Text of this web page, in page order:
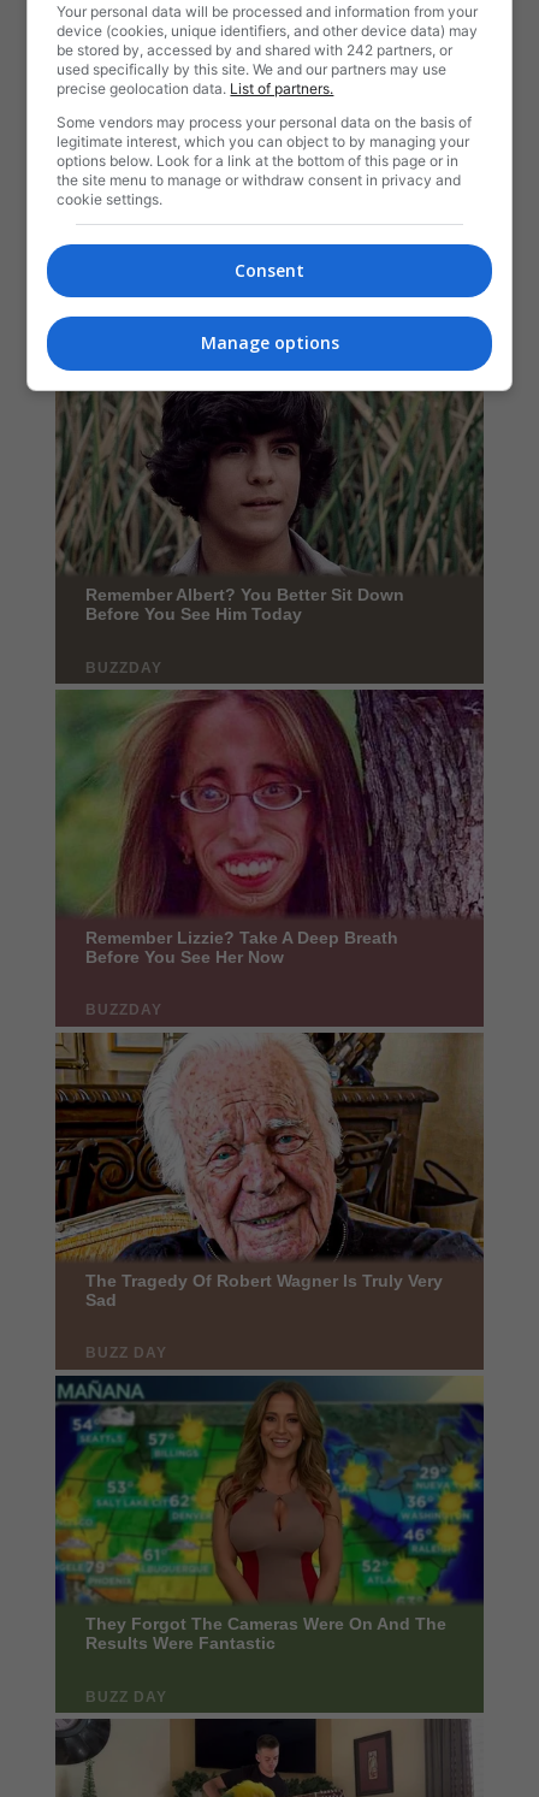
Your personal data will be processed and information from your
device (cookies, unique identifiers, and other device data) may
be stored by, accessed by and shared with 242 partners, or
used specifically by this site. We and our partners may use
precise geolocation data. List of partners.
Some vendors may process your personal data on the basis of
legitimate interest, which you can object to by managing your
options below. Look for a link at the bottom of this page or in
the site menu to manage or withdraw consent in privacy and
cookie settings.
Consent
Manage options